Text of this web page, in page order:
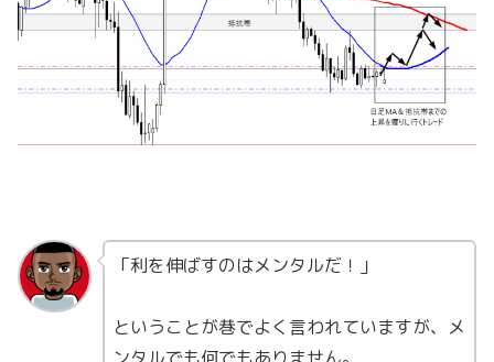
「利を伸ばすのはメンタルだ！」
ということが巷でよく言われていますが、メ